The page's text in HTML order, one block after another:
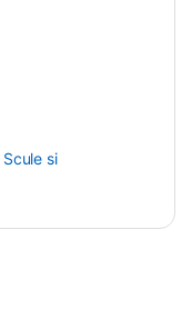
Scule si